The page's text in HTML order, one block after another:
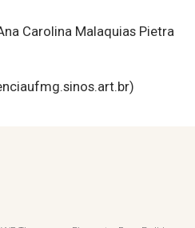
Carolina Malaquias Pietra